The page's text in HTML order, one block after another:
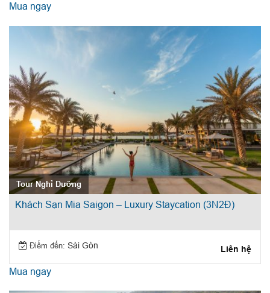
Mua ngay
Tour Nghỉ Dưỡng
Khách Sạn Mia Saigon – Luxury Staycation (3N2Đ)
Điểm đến: Sài Gòn Liên hệ
Mua ngay